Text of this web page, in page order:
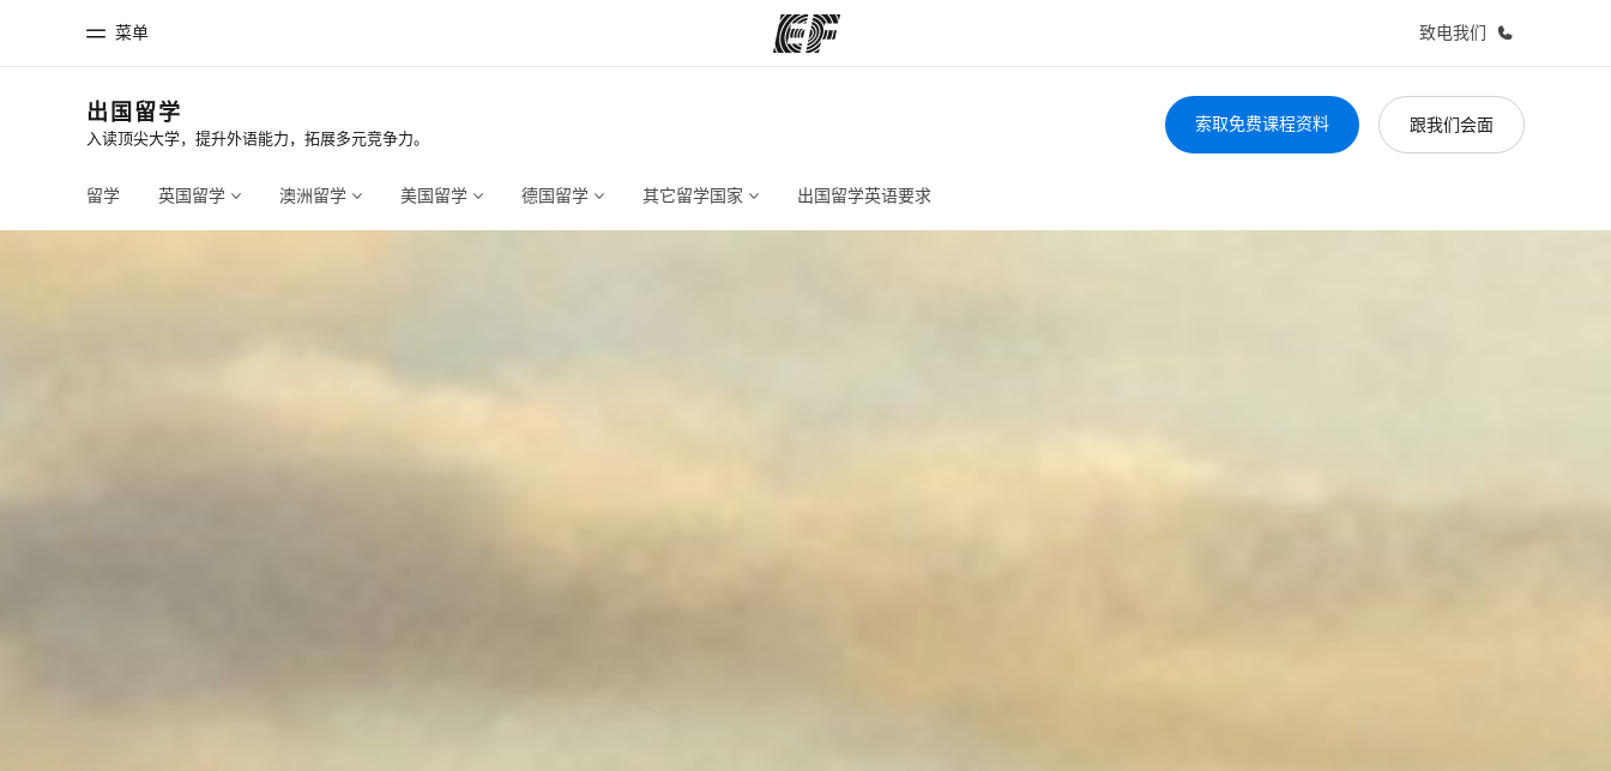
菜单 致电我们
欢迎来到英孚教育 查看所有英孚提供的课程 查找您附近的办公室
职业发展
出国留学
入读顶尖大学，提升外语能力，拓展多元竞争力。
索取免费课程资料 跟我们会面
留学 英国留学 澳洲留学 美国留学 德国留学 其它留学国家 出国留学英语要求